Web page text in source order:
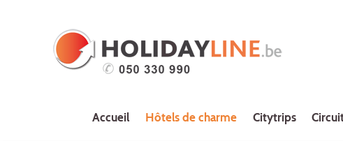
Accueil Hôtels de charme Citytrips